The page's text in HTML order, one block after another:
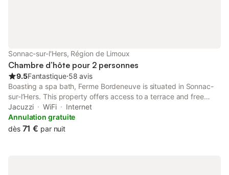
Sonnac-sur-l'Hers, Région de Limoux
Chambre d’hôte pour 2 personnes
9.5Fantastique⋅58 avis
Boasting a spa bath, Ferme Bordeneuve is situated in Sonnac-
sur-lʼHers. This property offers access to a terrace and free
private parking. Guests can enjoy mountain views. All units in
the bed and breakfast are equipped with a kettle.
Jacuzzi WiFi
Internet
Annulation gratuite
dès 71 € par nuit